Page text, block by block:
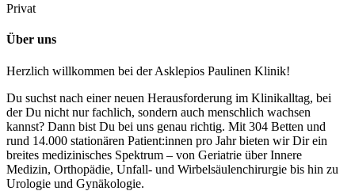
Privat
Über uns
Herzlich willkommen bei der Asklepios Paulinen Klinik!
Du suchst nach einer neuen Herausforderung im Klinikalltag, bei
der Du nicht nur fachlich, sondern auch menschlich wachsen
kannst? Dann bist Du bei uns genau richtig. Mit 304 Betten und
rund 14.000 stationären Patient:innen pro Jahr bieten wir Dir ein
breites medizinisches Spektrum – von Geriatrie über Innere
Medizin, Orthopädie, Unfall- und Wirbelsäulenchirurgie bis hin zu
Urologie und Gynäkologie.